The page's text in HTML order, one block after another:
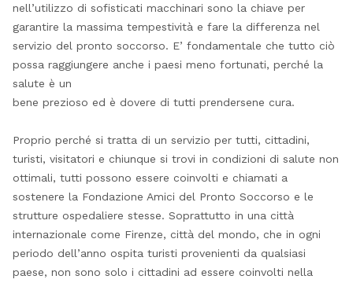
nell’utilizzo di sofisticati macchinari sono la chiave per
garantire la massima tempestività e fare la differenza nel
servizio del pronto soccorso. E’ fondamentale che tutto ciò
possa raggiungere anche i paesi meno fortunati, perché la
salute è un
bene prezioso ed è dovere di tutti prendersene cura.
Proprio perché si tratta di un servizio per tutti, cittadini,
turisti, visitatori e chiunque si trovi in condizioni di salute non
ottimali, tutti possono essere coinvolti e chiamati a
sostenere la Fondazione Amici del Pronto Soccorso e le
strutture ospedaliere stesse. Soprattutto in una città
internazionale come Firenze, città del mondo, che in ogni
periodo dell’anno ospita turisti provenienti da qualsiasi
paese, non sono solo i cittadini ad essere coinvolti nella